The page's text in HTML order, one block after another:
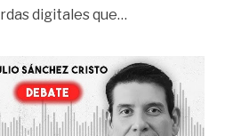
digitales que…